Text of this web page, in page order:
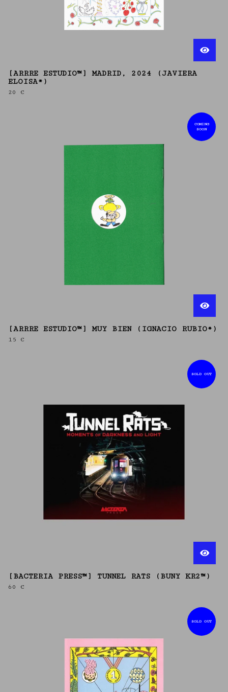
[ARRRE ESTUDIO™] MADRID, 2024 (JAVIERA
ELOISA*)
20 €
COMING
SOON
[ARRRE ESTUDIO™] MUY BIEN (IGNACIO RUBIO*)
15 €
SOLD OUT
[BACTERIA PRESS™] TUNNEL RATS (BUNY KR2™)
60 €
SOLD OUT